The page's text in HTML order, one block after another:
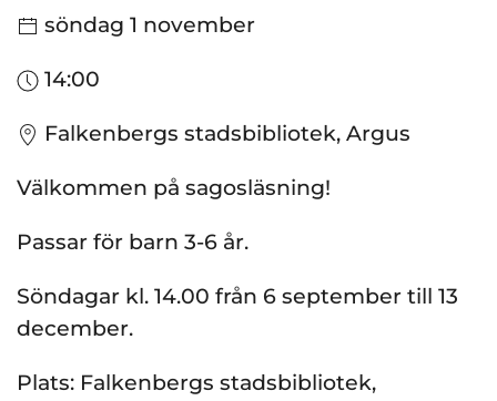
söndag 1 november
14:00
Falkenbergs stadsbibliotek, Argus
Välkommen på sagosläsning!
Passar för barn 3-6 år.
Söndagar kl. 14.00 från 6 september till 13
december.
Plats: Falkenbergs stadsbibliotek,